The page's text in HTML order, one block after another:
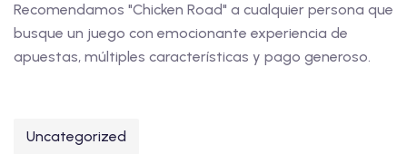
Recomendamos "Chicken Road" a cualquier persona que
busque un juego con emocionante experiencia de
apuestas, múltiples características y pago generoso.
Uncategorized